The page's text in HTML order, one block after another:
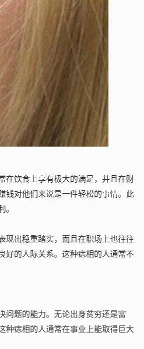
在饮食上享有极大的满足，并且在财
钱对他们来说是一件轻松的事情。此
。
现出稳重踏实，而且在职场上也往往
好的人际关系。这种痣相的人通常不
问题的能力。无论出身贫穷还是富
种痣相的人通常在事业上能取得巨大